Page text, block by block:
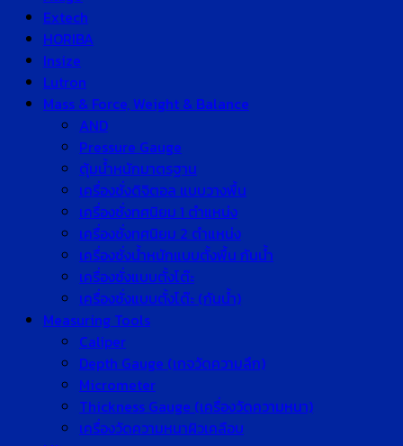
Extech
HORIBA
Insize
Lutron
Mass & Force, Weight & Balance
AND
Pressure Gauge
ตุ้มน้ำหนักมาตรฐาน
เครื่องชั่งดิจิตอล แบบวางพื้น
เครื่องชั่งทศนิยม 1 ตำแหน่ง
เครื่องชั่งทศนิยม 2 ตำแหน่ง
เครื่องชั่งน้ำหนักแบบตั้งพื้น กันน้ำ
เครื่องชั่งแบบตั้งโต๊ะ
เครื่องชั่งแบบตั้งโต๊ะ (กันน้ำ)
Measuring Tools
Caliper
Depth Gauge (เกจวัดความลึก)
Micrometer
Thickness Gauge (เครื่องวัดความหนา)
เครื่องวัดความหนาผิวเคลือบ